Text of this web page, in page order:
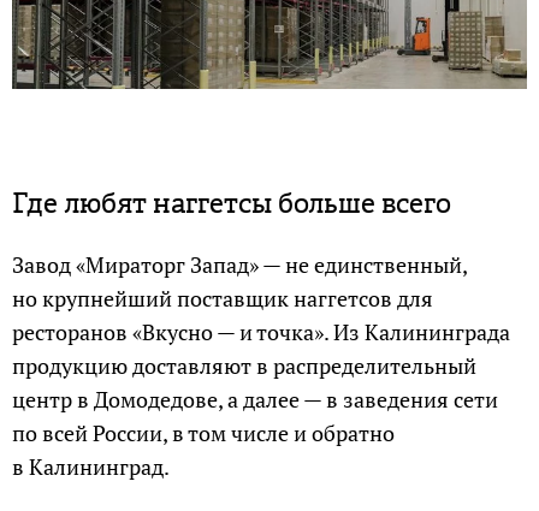
Где любят наггетсы больше всего
Завод «Мираторг Запад» — не единственный,
но крупнейший поставщик наггетсов для
ресторанов «Вкусно — и точка». Из Калининграда
продукцию доставляют в распределительный
центр в Домодедове, а далее — в заведения сети
по всей России, в том числе и обратно
в Калининград.